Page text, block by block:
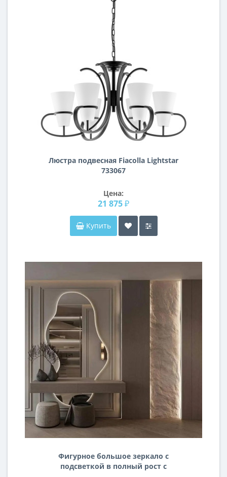
Люстра подвесная Fiacolla Lightstar
733067
Цена:
21 875 ₽
Купить
Фигурное большое зеркало с
подсветкой в полный рост с